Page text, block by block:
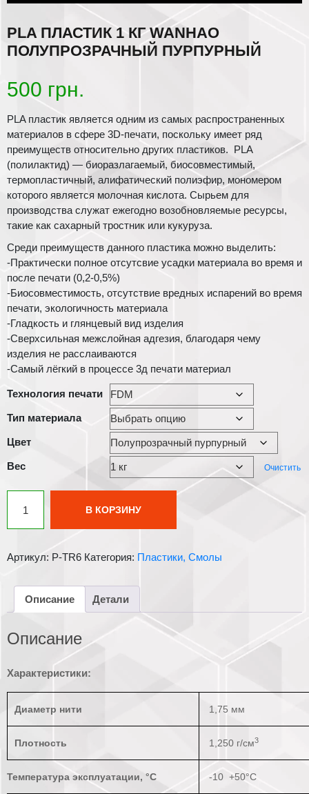
PLA ПЛАСТИК 1 КГ WANHAO
ПОЛУПРОЗРАЧНЫЙ ПУРПУРНЫЙ
500 грн.
PLA пластик является одним из самых распространенных
материалов в сфере 3D-печати, поскольку имеет ряд
преимуществ относительно других пластиков. PLA
(полилактид) — биоразлагаемый, биосовместимый,
термопластичный, алифатический полиэфир, мономером
которого является молочная кислота. Сырьем для
производства служат ежегодно возобновляемые ресурсы,
такие как сахарный тростник или кукуруза.
Среди преимуществ данного пластика можно выделить:
-Практически полное отсутсвие усадки материала во время и
после печати (0,2-0,5%)
-Биосовместимость, отсутствие вредных испарений во время
печати, экологичность материала
-Гладкость и глянцевый вид изделия
-Сверхсильная межслойная адгезия, благодаря чему
изделия не расслаиваются
-Самый лёгкий в процессе 3д печати материал
Технология печати
Тип материала
Цвет
Вес Очистить
товара
PLA
1
WANHAO
полупрозрачный
В КОРЗИНУ
Артикул: P-TR6 Категория: Пластики, Смолы
Описание Детали
Описание
Характеристики:
Диаметр нити 1,75 мм
Плотность 1,250 г/см3
Температура эксплуатации, °С -10 +50°С